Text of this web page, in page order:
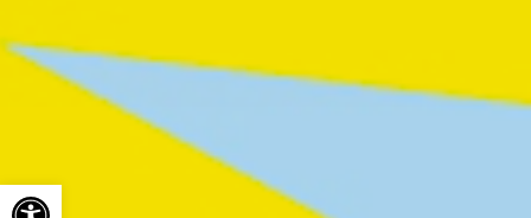
Ouvrir la barre d’outils